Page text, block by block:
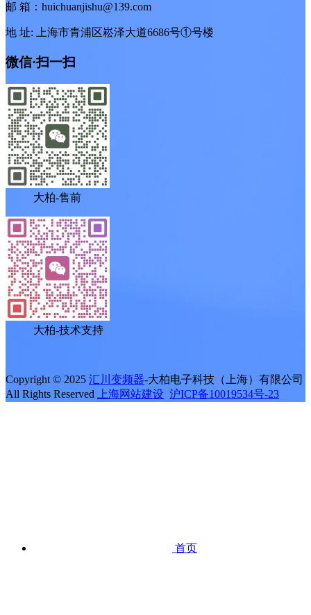
邮 箱：huichuanjishu@139.com
地 址: 上海市青浦区崧泽大道6686号①号楼
微信·扫一扫
大柏-售前
大柏-技术支持
Copyright © 2025 汇川变频器-大柏电子科技（上海）有限公司
All Rights Reserved 上海网站建设 沪ICP备10019534号-23
首页